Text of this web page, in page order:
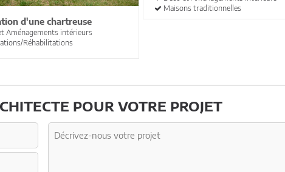
d'une chartreuse
Aménagements intérieurs
Réhabilitations
Maisons traditionnelles
POUR VOTRE PROJET